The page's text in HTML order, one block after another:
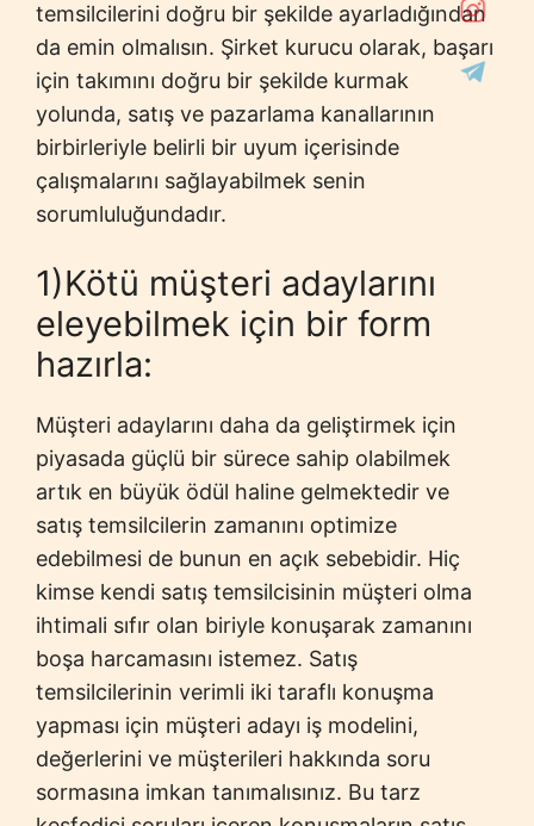
temsilcilerini doğru bir şekilde ayarladığından
da emin olmalısın. Şirket kurucu olarak, başarı
için takımını doğru bir şekilde kurmak
yolunda, satış ve pazarlama kanallarının
birbirleriyle belirli bir uyum içerisinde
çalışmalarını sağlayabilmek senin
sorumluluğundadır.
1)Kötü müşteri adaylarını
eleyebilmek için bir form
hazırla:
Müşteri adaylarını daha da geliştirmek için
piyasada güçlü bir sürece sahip olabilmek
artık en büyük ödül haline gelmektedir ve
satış temsilcilerin zamanını optimize
edebilmesi de bunun en açık sebebidir. Hiç
kimse kendi satış temsilcisinin müşteri olma
ihtimali sıfır olan biriyle konuşarak zamanını
boşa harcamasını istemez. Satış
temsilcilerinin verimli iki taraflı konuşma
yapması için müşteri adayı iş modelini,
değerlerini ve müşterileri hakkında soru
sormasına imkan tanımalısınız. Bu tarz